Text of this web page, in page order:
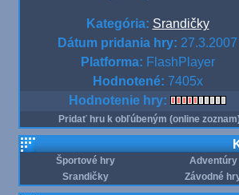
Kategória: Srandičky
Dátum pridania hry: 27.3.2007
Platforma: FlashPlayer
Hodnotené: 7405x
Hodnotenie hry:
Pridať hru k obľúbeným (online
Športové hry
Adventúry
Srandičky
Závodné